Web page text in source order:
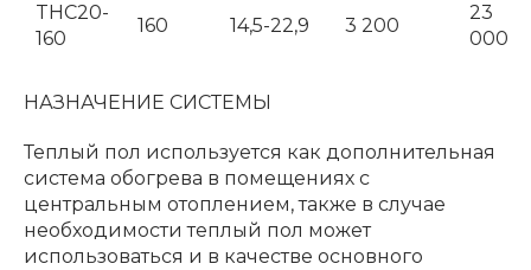
THC20-
160
160 14,5-22,9 3 200
23
000
НАЗНАЧЕНИЕ СИСТЕМЫ
Теплый пол используется как дополнительная
система обогрева в помещениях с
центральным отоплением, также в случае
необходимости теплый пол может
использоваться и в качестве основного